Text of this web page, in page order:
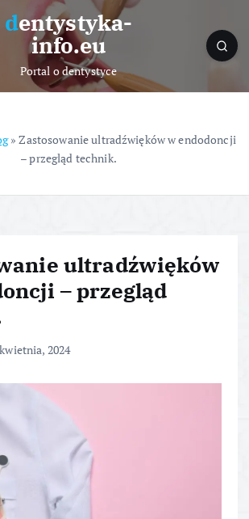
dentystyka-
info.eu
Portal o dentystyce
»Zastosowanie ultradźwięków w endodoncji
– przegląd technik.
ultradźwięków
– przegląd
2024